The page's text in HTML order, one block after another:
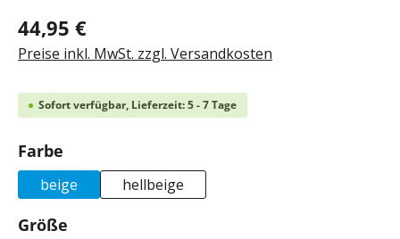
44,95 €
Preise inkl. MwSt. zzgl. Versandkosten
Sofort verfügbar, Lieferzeit: 5 - 7 Tage
Farbe
beige hellbeige
Größe